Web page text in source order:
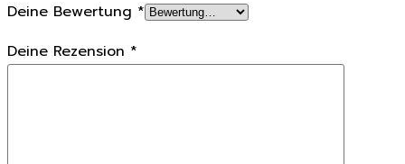
Deine Bewertung *
Deine Rezension *